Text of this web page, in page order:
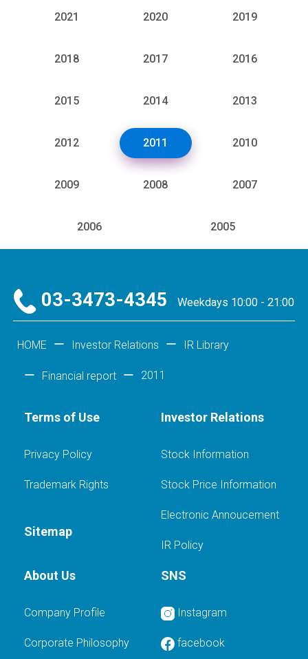
2021 2020 2019
2018 2017 2016
2015 2014 2013
2012 2011 2010
2009 2008 2007
2006 2005
03-3473-4345Weekdays 10:00 - 21:00
HOME Investor Relations IR Library
Financial report 2011
Terms of Use
Privacy Policy
Trademark Rights
Sitemap
Investor Relations
Stock Information
Stock Price Information
Electronic Annoucement
IR Policy
About Us
Company Profile
Corporate Philosophy
SNS
Instagram
facebook